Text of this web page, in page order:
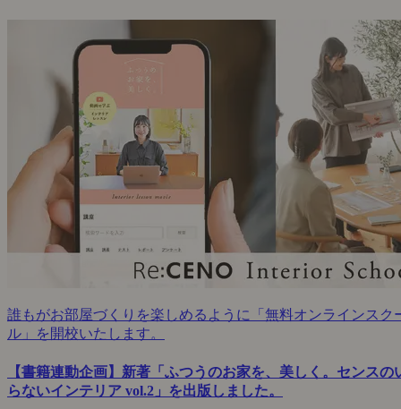
誰もがお部屋づくりを楽しめるように「無料オンラインスク
ル」を開校いたします。
【書籍連動企画】新著「ふつうのお家を、美しく。センスの
らないインテリア vol.2」を出版しました。